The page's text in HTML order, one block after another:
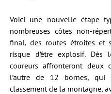
Voici une nouvelle étape
nombreuses côtes non-
final, des routes étroites et
risque d’être explosif. Dès
coureurs affronteront deux
l’autre de 12 bornes,
classement de la montagne,